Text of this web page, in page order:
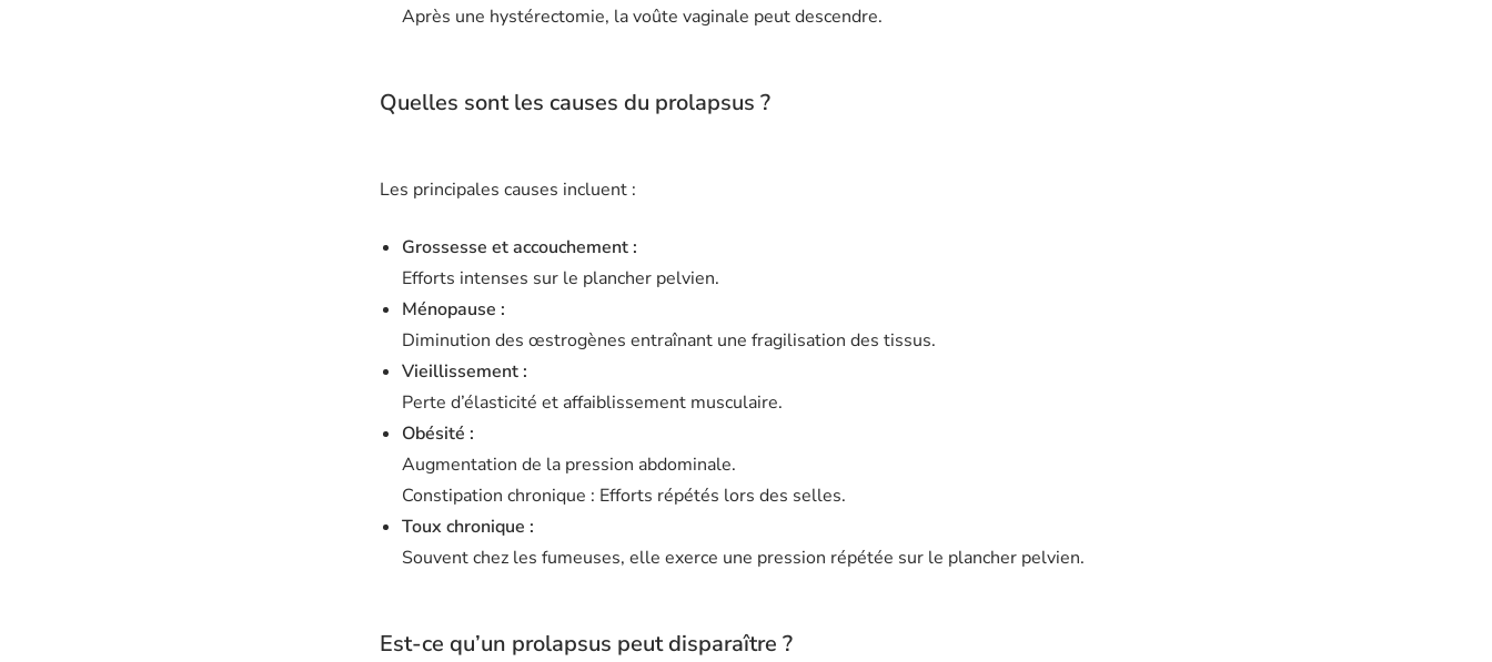
Après une hystérectomie, la voûte vaginale peut descendre.
Quelles sont les causes du prolapsus ?
Les principales causes incluent :
Grossesse et accouchement :
Efforts intenses sur le plancher pelvien.
Ménopause :
Diminution des œstrogènes entraînant une fragilisation des tissus.
Vieillissement :
Perte d’élasticité et affaiblissement musculaire.
Obésité :
Augmentation de la pression abdominale.
Constipation chronique : Efforts répétés lors des selles.
Toux chronique :
Souvent chez les fumeuses, elle exerce une pression répétée sur le plancher pelvien.
Est-ce qu’un prolapsus peut disparaître ?